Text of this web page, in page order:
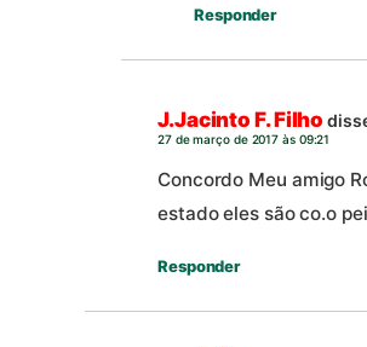
Responder
J.Jacinto F. Filho
27 de março de 2017 às 09:21
Concordo Meu amigo
estado eles são co.o
Responder